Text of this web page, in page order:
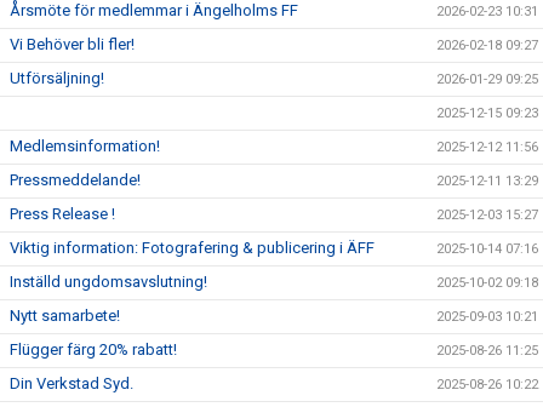
Årsmöte för medlemmar i Ängelholms FF 2026-02-23 10:31
Vi Behöver bli fler! 2026-02-18 09:27
Utförsäljning! 2026-01-29 09:25
2025-12-15 09:23
Medlemsinformation! 2025-12-12 11:56
Pressmeddelande! 2025-12-11 13:29
Press Release ! 2025-12-03 15:27
Viktig information: Fotografering & publicering i ÄFF 2025-10-14 07:16
Inställd ungdomsavslutning! 2025-10-02 09:18
Nytt samarbete! 2025-09-03 10:21
Flügger färg 20% rabatt! 2025-08-26 11:25
Din Verkstad Syd. 2025-08-26 10:22